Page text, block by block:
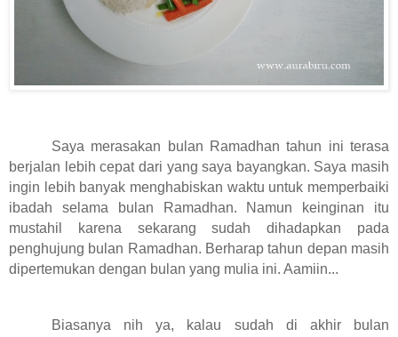
Saya merasakan bulan Ramadhan tahun ini terasa
berjalan lebih cepat dari yang saya bayangkan. Saya masih
ingin lebih banyak menghabiskan waktu untuk memperbaiki
ibadah selama bulan Ramadhan. Namun keinginan itu
mustahil karena sekarang sudah dihadapkan pada
penghujung bulan Ramadhan. Berharap tahun depan masih
dipertemukan dengan bulan yang mulia ini. Aamiin...
Biasanya nih ya, kalau sudah di akhir bulan